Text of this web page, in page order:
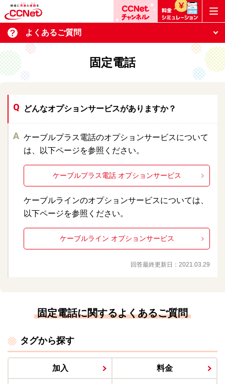
よくあるご質問
固定電話
どんなオプションサービスがありますか？
ケーブルプラス電話のオプションサービスについて
は、以下ページを参照ください。
ケーブルプラス電話 オプションサービス
ケーブルラインのオプションサービスについては、
以下ページを参照ください。
ケーブルライン オプションサービス
回答最終更新日： 2021.03.29
固定電話に関するよくあるご質問
タグから探す
加入 料金